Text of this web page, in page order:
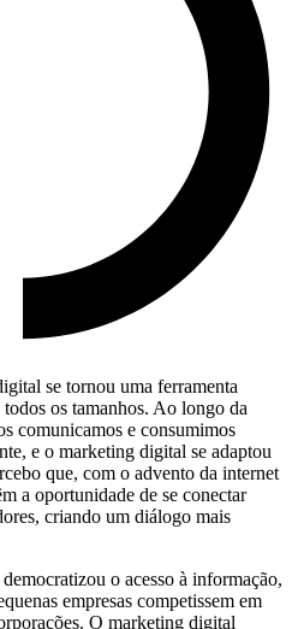
se tornou uma ferramenta
os tamanhos. Ao longo da
comunicamos e consumimos
e o marketing digital se adaptou
que, com o advento da internet
a oportunidade de se conectar
criando um diálogo mais
o acesso à informação,
empresas competissem em
O marketing digital